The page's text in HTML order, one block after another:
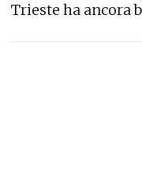
Trieste ha ancora